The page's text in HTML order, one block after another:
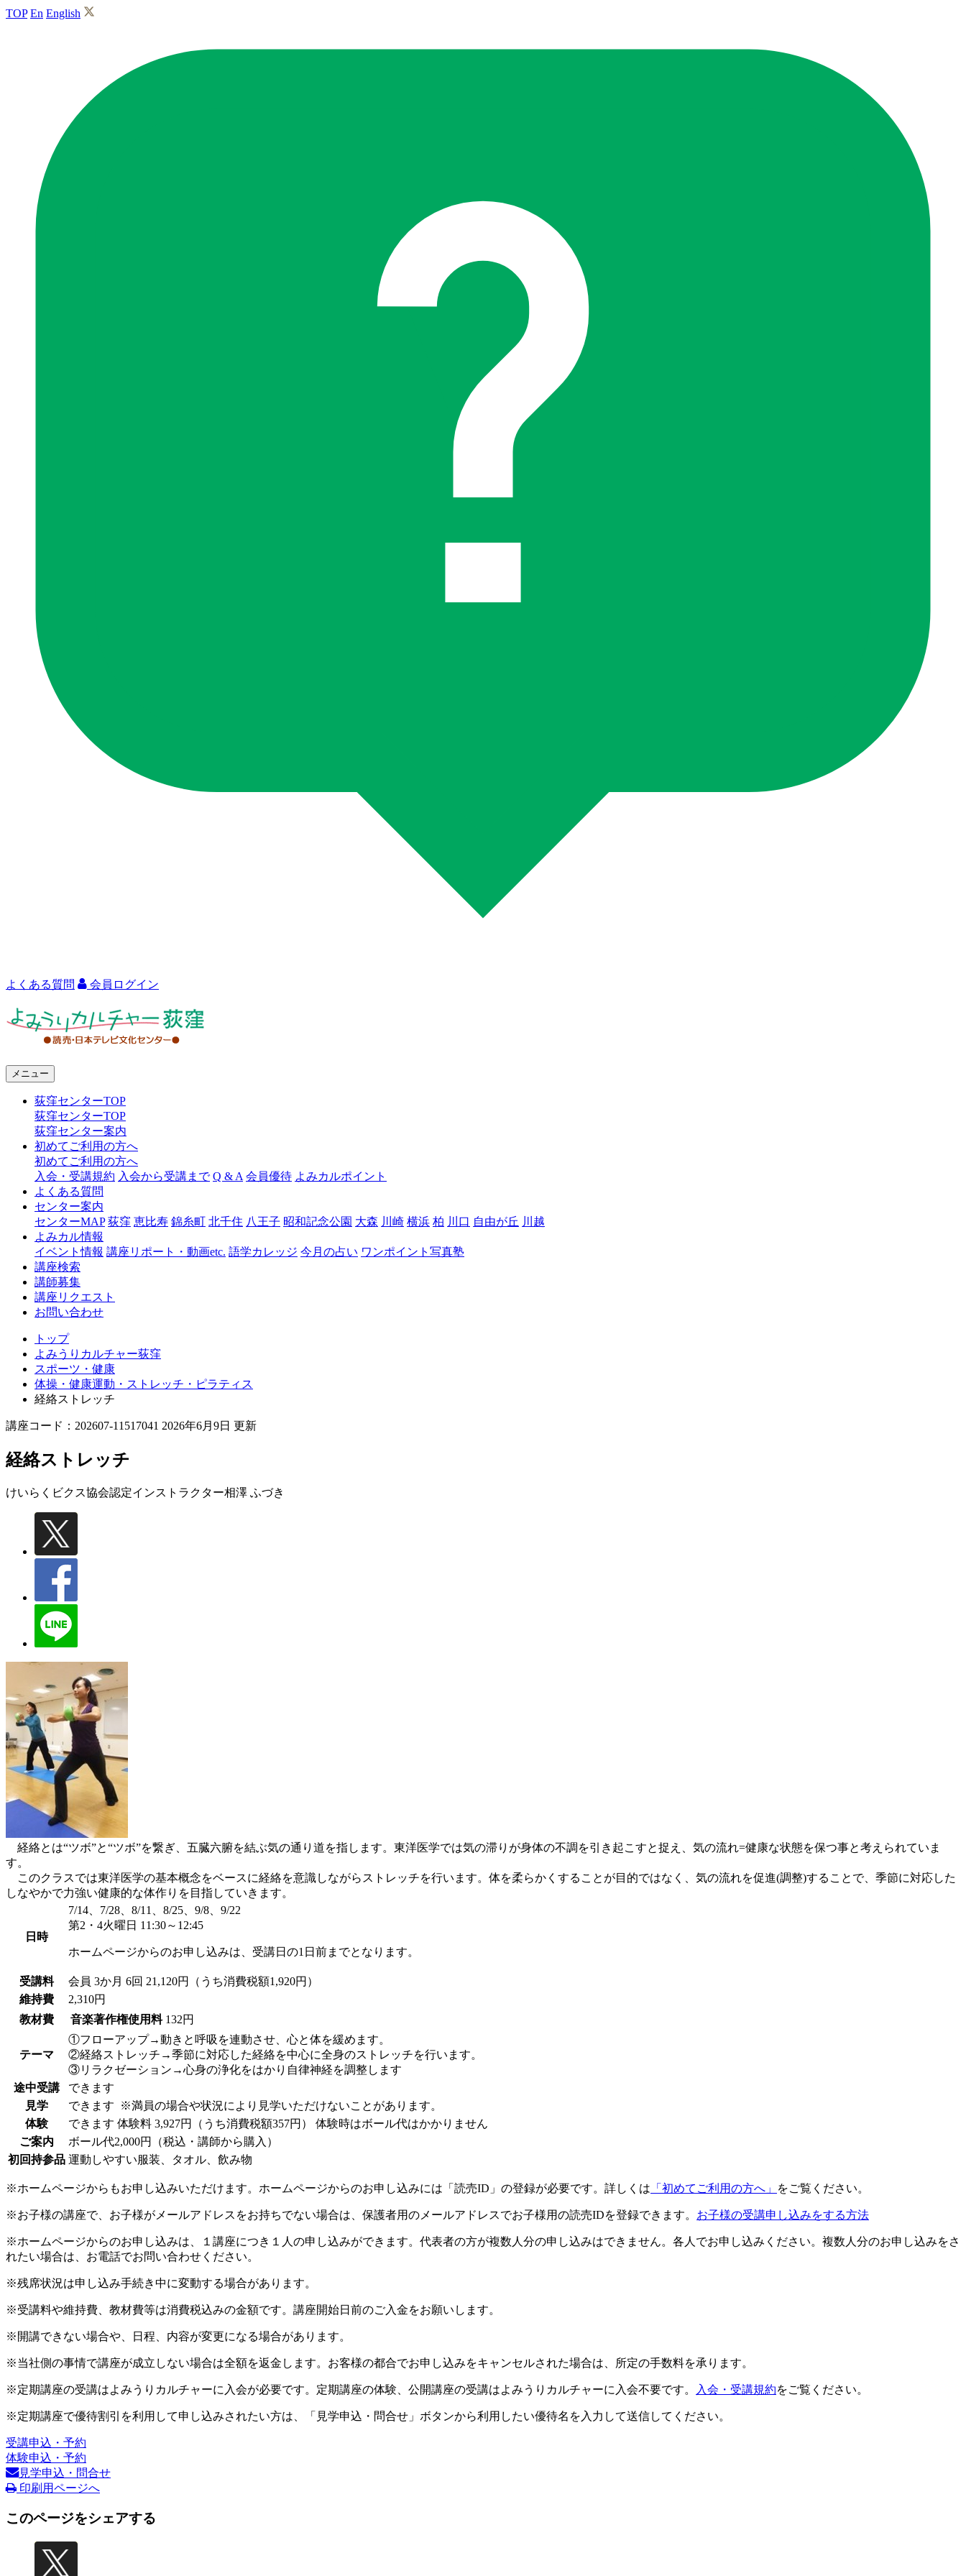
TOP En English
よくある質問 会員ログイン
ャ
荻
窪
メニュー
荻窪センターTOP
荻窪センターTOP
荻窪センター案内
初めてご利用の方へ
初めてご利用の方へ
入会・受講規約 入会から受講まで Q & A 会員優待 よみカルポイント
よくある質問
センター案内
センターMAP 荻窪 恵比寿 錦糸町 北千住 八王子 昭和記念公園 大森 川崎 横浜 柏 川口 自由が丘 川越
よみカル情報
イベント情報 講座リポート・動画etc. 語学カレッジ 今月の占い ワンポイント写真塾
講座検索
講師募集
講座リクエスト
お問い合わせ
トップ
よみうりカルチャー荻窪
スポーツ・健康
体操・健康運動・ストレッチ・ピラティス
経絡ストレッチ
講座コード：202607-11517041 2026年6月9日 更新
経絡ストレッチ
けいらくビクス協会認定インストラクター相澤 ふづき
経絡とは“ツボ”と“ツボ”を繋ぎ、五臓六腑を結ぶ気の通り道を指します。東洋医学では気の滞りが身体の不調を引き起こすと捉え、気の流れ=健康な状態を保つ事と考えられていま
す。
このクラスでは東洋医学の基本概念をベースに経絡を意識しながらストレッチを行います。体を柔らかくすることが目的ではなく、気の流れを促進(調整)することで、季節に対応した
しなやかで力強い健康的な体作りを目指していきます。
日時
7/14、7/28、8/11、8/25、9/8、9/22
第2・4火曜日 11:30～12:45
ホームページからのお申し込みは、受講日の1日前までとなります。
受講料 会員 3か月 6回 21,120円（うち消費税額1,920円）
維持費
2,310円
教材費
音楽著作権使用料 132円
テーマ
①フローアップ→動きと呼吸を連動させ、心と体を緩めます。
②経絡ストレッチ→季節に対応した経絡を中心に全身のストレッチを行います。
③リラクゼーション→心身の浄化をはかり自律神経を調整します
途中受講
できます
見学
できます
※満員の場合や状況により見学いただけないことがあります。
体験
できます 体験料 3,927円（うち消費税額357円） 体験時はボール代はかかりません
ご案内
ボール代2,000円（税込・講師から購入）
初回持参品 運動しやすい服装、タオル、飲み物
※ホームページからもお申し込みいただけます。ホームページからのお申し込みには「読売ID」の登録が必要です。詳しくは 「初めてご利用の方へ」 をご覧ください。
※お子様の講座で、お子様がメールアドレスをお持ちでない場合は、保護者用のメールアドレスでお子様用の読売IDを登録できます。 お子様の受講申し込みをする方法
※ホームページからのお申し込みは、１講座につき１人の申し込みができます。代表者の方が複数人分の申し込みはできません。各人でお申し込みください。複数人分のお申し込みをさ
れたい場合は、お電話でお問い合わせください。
※残席状況は申し込み手続き中に変動する場合があります。
※受講料や維持費、教材費等は消費税込みの金額です。講座開始日前のご入金をお願いします。
※開講できない場合や、日程、内容が変更になる場合があります。
※当社側の事情で講座が成立しない場合は全額を返金します。お客様の都合でお申し込みをキャンセルされた場合は、所定の手数料を承ります。
※定期講座の受講はよみうりカルチャーに入会が必要です。定期講座の体験、公開講座の受講はよみうりカルチャーに入会不要です。 入会・受講規約をご覧ください。
※定期講座で優待割引を利用して申し込みされたい方は、「見学申込・問合せ」ボタンから利用したい優待名を入力して送信してください。
受講申込・予約
体験申込・予約
見学申込・問合せ
印刷用ページへ
このページをシェアする